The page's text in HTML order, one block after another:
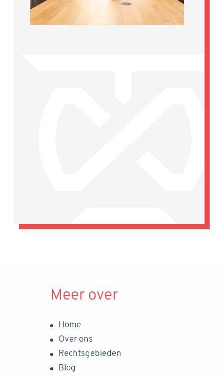
Meer over
Home
Over ons
Rechtsgebieden
Blog